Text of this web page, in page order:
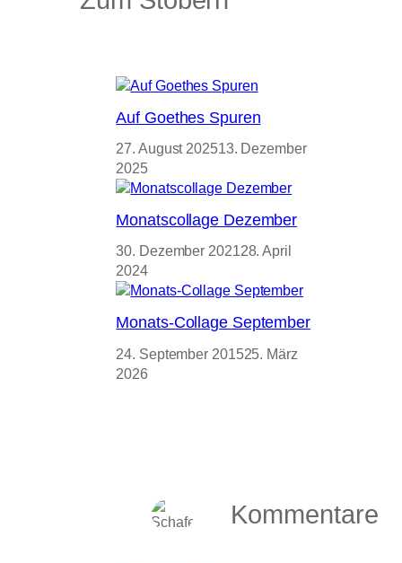
Auf Goethes Spuren
27. August 202513. Dezember
2025
Monatscollage Dezember
30. Dezember 202128. April
2024
Monats-Collage September
24. September 201525. März
2026
Kommentare